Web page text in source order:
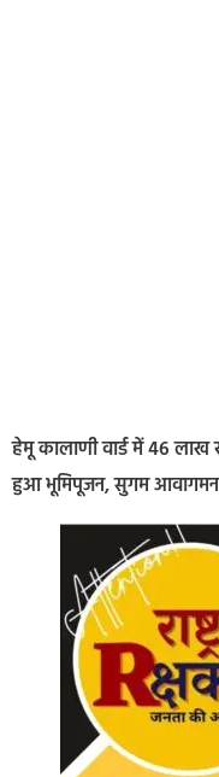
हेमू कालाणी वार्ड में 46
हुआ भूमिपूजन, सुगम आवागमन